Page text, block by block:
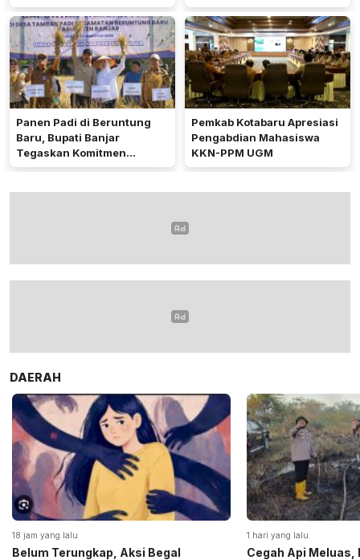
Tradisi Keagamaan
dan Hemat Biaya Rehab Rp.
4,3 Triliun
Panen Padi di Beruntung
Baru, Bupati Banjar
Tegaskan Komitmen
Dukung Ketahanan Pangan
Pemkab Kotabaru Apresiasi
Pengabdian Mahasiswa
KKN-PPM UGM
DAERAH
18 jam yang lalu
Belum Terungkap, Aksi Begal
1 hari yang lalu
Cegah Api Meluas,